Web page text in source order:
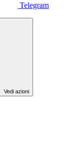
Telegram
Vedi azioni